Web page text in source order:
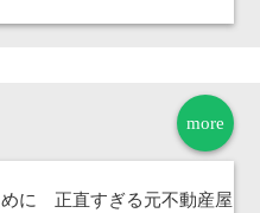
more
めに 正直すぎる元不動産屋